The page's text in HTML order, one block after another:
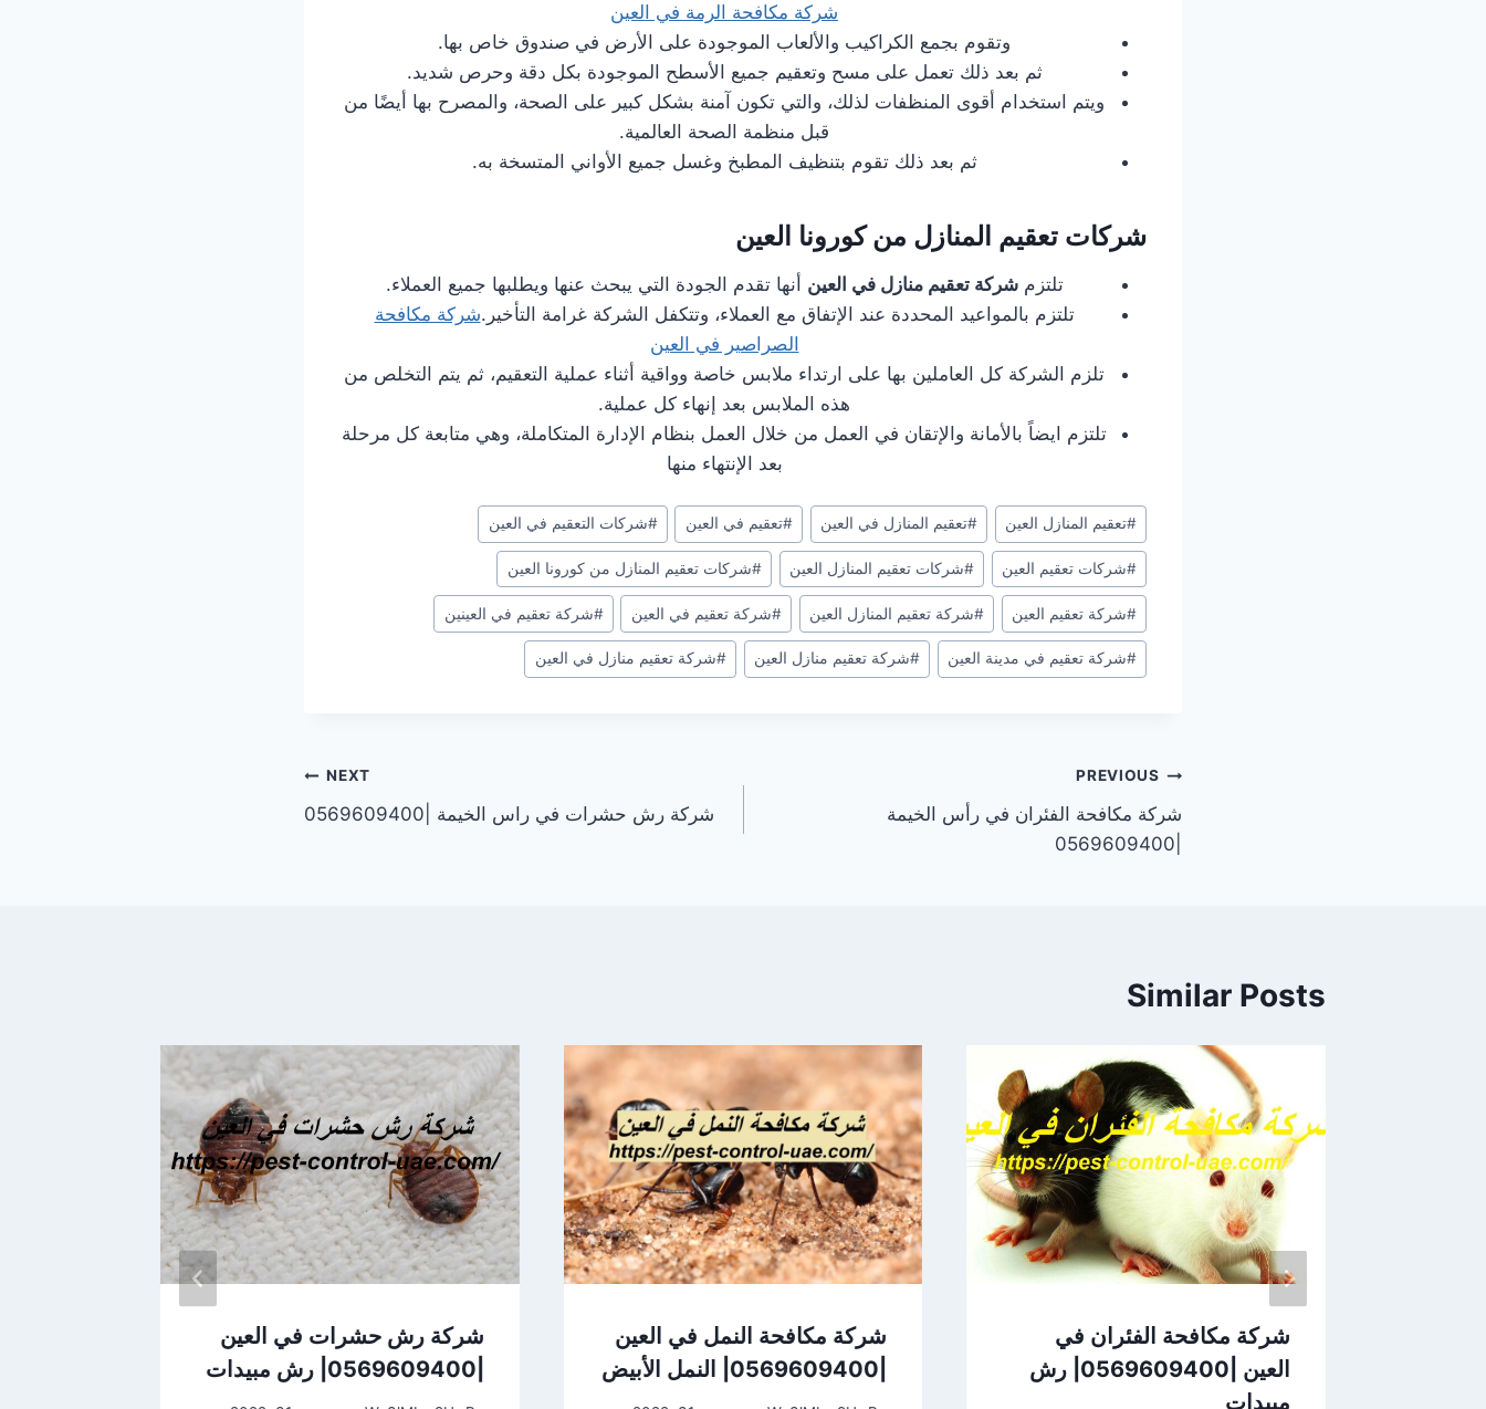
شركة مكافحة الرمة في العين
وتقوم بجمع الكراكيب والألعاب الموجودة على الأرض في صندوق خاص بها.
ثم بعد ذلك تعمل على مسح وتعقيم جميع الأسطح الموجودة بكل دقة وحرص شديد.
ويتم استخدام أقوى المنظفات لذلك، والتي تكون آمنة بشكل كبير على الصحة، والمصرح بها أيضًا من
قبل منظمة الصحة العالمية.
ثم بعد ذلك تقوم بتنظيف المطبخ وغسل جميع الأواني المتسخة به.
شركات تعقيم المنازل من كورونا العين
تلتزمشركة تعقيم منازل في العين أنها تقدم الجودة التي يبحث عنها ويطلبها جميع العملاء.
تلتزم بالمواعيد المحددة عند الإتفاق مع العملاء، وتتكفل الشركة غرامة التأخير.شركة مكافحة
الصراصير في العين
تلزم الشركة كل العاملين بها على ارتداء ملابس خاصة وواقية أثناء عملية التعقيم، ثم يتم التخلص من
هذه الملابس بعد إنهاء كل عملية.
تلتزم ايضاً بالأمانة والإتقان في العمل من خلال العمل بنظام الإدارة المتكاملة، وهي متابعة كل مرحلة
بعد الإنتهاء منها
Post
Tags:
#تعقيم المنازل العين #تعقيم المنازل في العين #تعقيم في العين #شركات التعقيم في العين
#شركات تعقيم العين #شركات تعقيم المنازل العين #شركات تعقيم المنازل من كورونا العين
#شركة تعقيم العين #شركة تعقيم المنازل العين #شركة تعقيم في العين #شركة تعقيم في العينين
#شركة تعقيم في مدينة العين #شركة تعقيم منازل العين #شركة تعقيم منازل في العين
تصفّح
المقالات
PREVIOUS
شركة مكافحة الفئران في رأس الخيمة
NEXT
شركة رش حشرات في راس الخيمة |0569609400
Similar Posts
شركة مكافحة الفئران في
العين |0569609400| رش
مبيدات
شركة مكافحة النمل في العين
شركة رش حشرات في العين